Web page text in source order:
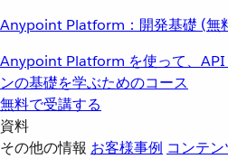
Anypoint Platform：開発基礎 (無
Anypoint Platform を使って、API
ンの基礎を学ぶためのコース
無料で受講する
資料
その他の情報 お客様事例 コンテ